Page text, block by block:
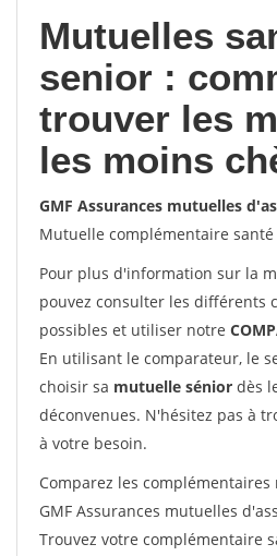
Mutuelles
senior :
trouver les
les moins
GMF Assurances mutuelles
Mutuelle complémentaire
Pour plus d'information sur la
pouvez consulter les différents
possibles et utiliser notre
En utilisant le comparateur, le
choisir sa mutuelle sénior dès
déconvenues. N'hésitez pas à
à votre besoin.
Comparez les
GMF Assurances mutuelles
Trouvez votre complémentaire